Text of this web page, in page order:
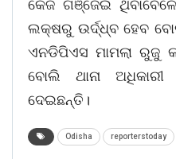
କେଜି ଗଞ୍ଜେଇ
ଲକ୍ଷରୁ ଉର୍ଦ୍ଧ୍ବ ହେବ
ଏନଡିପିଏସ ମାମଲା ରୁଜୁ
ବୋଲି ଥାନା
ଦେଇଛନ୍ତି।
Odisha reporterstoday